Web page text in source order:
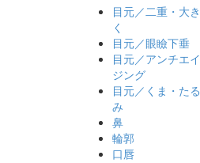
目元／二重・大き
く
目元／眼瞼下垂
目元／アンチエイ
ジング
目元／くま・たる
み
鼻
輪郭
口唇